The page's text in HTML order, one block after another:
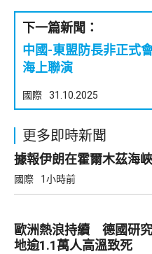
下一篇新聞：
中國-東盟防長非正式
海上聯演
國際 31.10.2025
更多即時新聞
據報伊朗在霍爾木茲海
國際 1小時前
歐洲熱浪持續 德國研
地逾1.1萬人高溫致死